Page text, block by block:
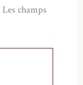
Les champs